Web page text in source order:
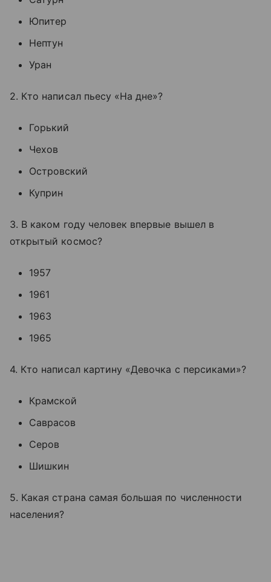
Юпитер
Нептун
Уран
2. Кто написал пьесу «На дне»?
Горький
Чехов
Островский
Куприн
3. В каком году человек впервые вышел в
открытый космос?
1957
1961
1963
1965
4. Кто написал картину «Девочка с персиками»?
Крамской
Саврасов
Серов
Шишкин
5. Какая страна самая большая по численности
населения?